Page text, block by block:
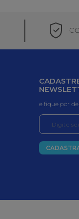
e fique por